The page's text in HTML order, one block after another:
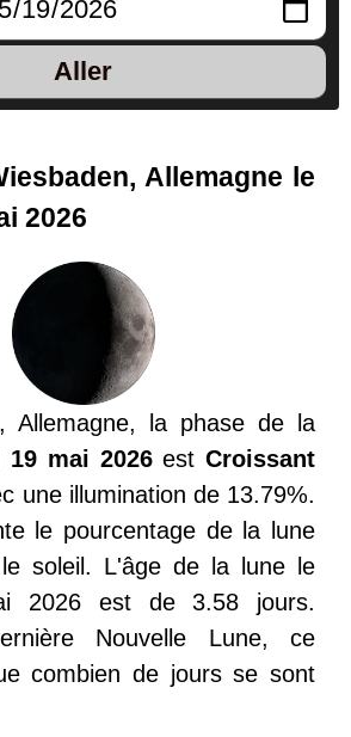
Aller
Allemagne le
2026
Allemagne, la phase de la
19 mai 2026estCroissant
une illumination de 13.79%.
le pourcentage de la lune
soleil. L'âge de la lune le
2026 est de 3.58 jours.
Nouvelle Lune, ce
combien de jours se sont